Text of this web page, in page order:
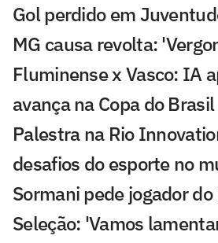
Gol perdido em
MG causa revolta:
Fluminense x Vasco: IA
avança na Copa do Brasil
Palestra na Rio
desafios do esporte no
Sormani pede jogador
Seleção: 'Vamos